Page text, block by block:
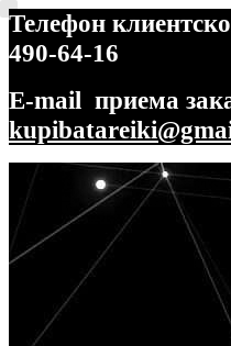
Телефон
490-64-16
E-mail приема
Перейти
навигации
Перейти
содержимому